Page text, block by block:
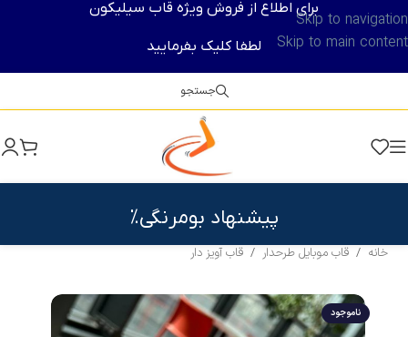
Skip to navigation
Skip to main content
برای اطلاع از فروش ویژه قاب سیلیکون
لطفا کلیک بفرمایید
جستجو
پیشنهاد بومرنگی%
خانه / قاب موبایل طرحدار / قاب آویز دار
ناموجود